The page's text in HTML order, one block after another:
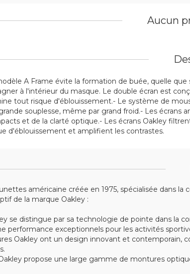
A Frame évite la formation de buée, quelle
à l'intérieur du masque. Le double écran est
tout risque d'éblouissement.- Le système de
souplesse, même par grand froid.- Les écrans
et de la clarté optique.- Les écrans Oakley
d'éblouissement et amplifient les contrastes.
américaine créée en 1975, spécialisée dans
de la marque Oakley :
se distingue par sa technologie de pointe dans la
performance exceptionnels pour les activités
Oakley ont un design innovant et
propose une large gamme de montures
Aucun